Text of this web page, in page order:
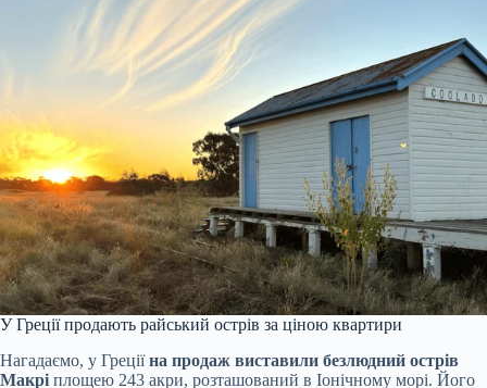
У Греції продають райський острів за ціною квартири
Нагадаємо, у Греціїна продаж виставили безлюдний острів
Макрі площею 243 акри, розташований в Іонічному морі. Його